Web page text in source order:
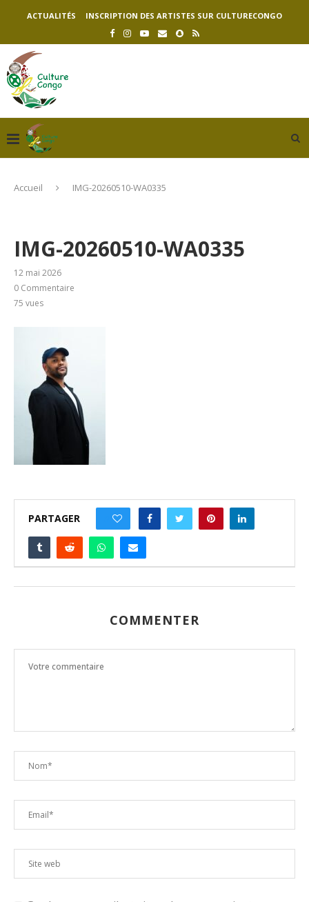
ACTUALITÉS INSCRIPTION DES ARTISTES SUR CULTURECONGO
Accueil IMG-20260510-WA0335
IMG-20260510-WA0335
12 mai 2026
0 Commentaire
75 vues
PARTAGER
COMMENTER